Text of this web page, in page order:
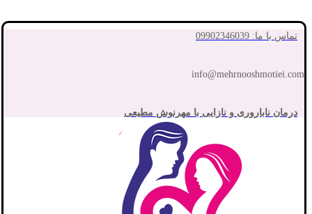
تماس با ما: 09902346039
info@mehrnooshmotiei.com
درمان ناباروری و نازایی با مهرنوش مطیعی